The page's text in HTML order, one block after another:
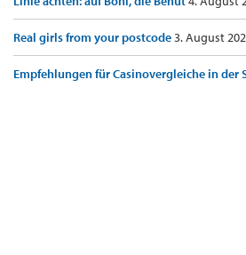
Real girls from your postcode3. August
Empfehlungen für Casinovergleiche in der